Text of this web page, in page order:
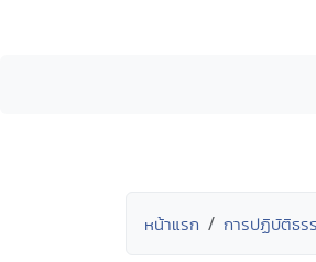
หน้าแรก การปฏิบัติธร